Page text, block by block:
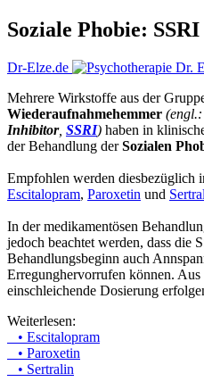
Soziale Phobie: SSRI
Dr-Elze.de
Mehrere Wirkstoffe aus der
Wiederaufnahmehemmer (engl.:
Inhibitor, SSRI) haben in
der Behandlung derSozialen
Empfohlen werden diesbezüglich
Escitalopram, Paroxetin und
In der medikamentösen
jedoch beachtet werden, dass die
Behandlungsbeginn auch
Erregunghervorrufen können.
einschleichende Dosierung
Weiterlesen:
• Escitalopram
• Paroxetin
• Sertralin